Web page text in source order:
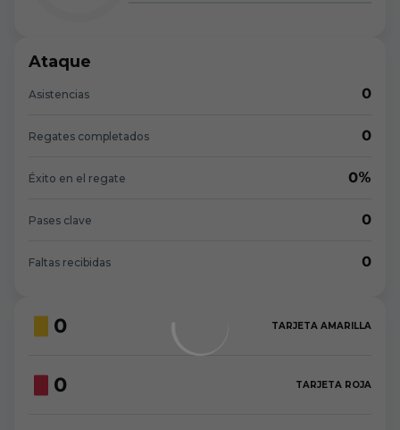
Ataque
Asistencias 0
Regates completados 0
Éxito en el regate 0%
Pases clave 0
Faltas recibidas 0
0 TARJETA AMARILLA
0 TARJETA ROJA